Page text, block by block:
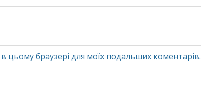
цьому браузері для моїх подальших коментарів.